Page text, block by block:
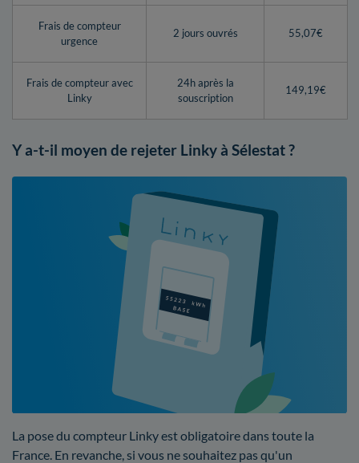
Frais de compteur
urgence
2 jours ouvrés 55,07€
Frais de compteur avec
Linky
24h après la
souscription
149,19€
Y a-t-il moyen de rejeter Linky à Sélestat ?
La pose du compteur Linky est obligatoire dans toute la
France. En revanche, si vous ne souhaitez pas qu'un